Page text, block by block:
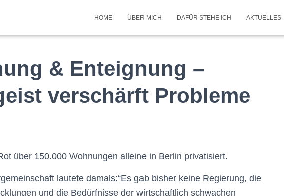
HOME ÜBER MICH DAFÜR STEHE ICH AKTUELLES
& Enteignung –
verschärft Probleme
über 150.000 Wohnungen alleine in Berlin privatisiert.
lautete damals:“Es gab bisher keine Regierung, die
und die Bedürfnisse der wirtschaftlich schwachen